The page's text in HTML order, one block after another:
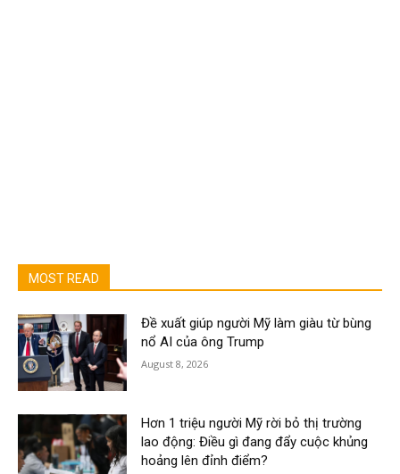
MOST READ
Đề xuất giúp người Mỹ làm giàu từ bùng
nổ AI của ông Trump
August 8, 2026
Hơn 1 triệu người Mỹ rời bỏ thị trường
lao động: Điều gì đang đẩy cuộc khủng
hoảng lên đỉnh điểm?